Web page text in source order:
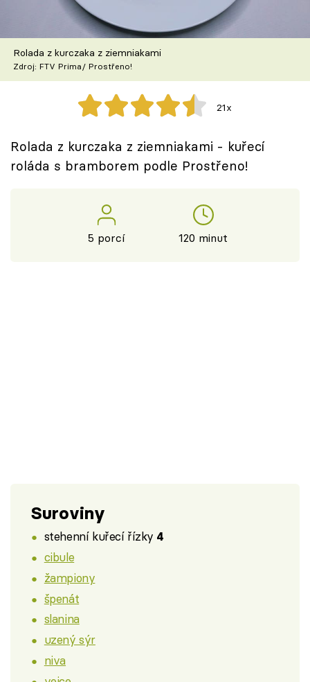
Škola vaření
Recepty z TV
Speciál: Cuketa
Těhotnej kuchař
Sledujte prima+
Rolada z kurczaka z ziemniakami
Zdroj: FTV Prima/ Prostřeno!
21x
Rolada z kurczaka z ziemniakami - kuřecí
roláda s bramborem podle Prostřeno!
5 porcí 120 minut
Suroviny
stehenní kuřecí řízky 4
cibule
žampiony
špenát
slanina
uzený sýr
niva